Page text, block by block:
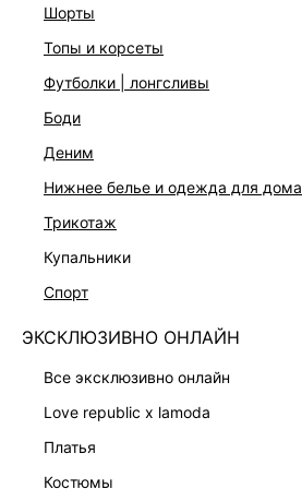
шорты
топы и корсеты
футболки | лонгсливы
боди
деним
нижнее белье и одежда для дома
трикотаж
купальники
спорт
ЭКСКЛЮЗИВНО ОНЛАЙН
все эксклюзивно онлайн
love republic x lamoda
платья
костюмы
в AppStore
КАТАЛОГ
КОМПАНИЯ